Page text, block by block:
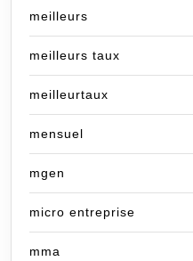
meilleurs
meilleurs taux
meilleurtaux
mensuel
mgen
micro entreprise
mma